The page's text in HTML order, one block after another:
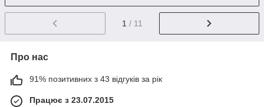
1 / 11
Про нас
91% позитивних з 43 відгуків за рік
Працює з 23.07.2015